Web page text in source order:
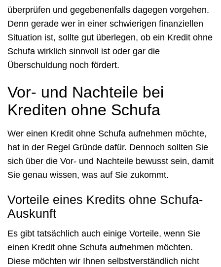
überprüfen und gegebenenfalls dagegen vorgehen.
Denn gerade wer in einer schwierigen finanziellen
Situation ist, sollte gut überlegen, ob ein Kredit ohne
Schufa wirklich sinnvoll ist oder gar die
Überschuldung noch fördert.
Vor- und Nachteile bei
Krediten ohne Schufa
Wer einen Kredit ohne Schufa aufnehmen möchte,
hat in der Regel Gründe dafür. Dennoch sollten Sie
sich über die Vor- und Nachteile bewusst sein, damit
Sie genau wissen, was auf Sie zukommt.
Vorteile eines Kredits ohne Schufa-
Auskunft
Es gibt tatsächlich auch einige Vorteile, wenn Sie
einen Kredit ohne Schufa aufnehmen möchten.
Diese möchten wir Ihnen selbstverständlich nicht